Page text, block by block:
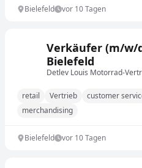
Bielefeld vor 10 Tagen
Verkäufer (m/w/
Bielefeld
Detlev Louis Motorrad-
retail Vertrieb customer
merchandising
Bielefeld vor 10 Tagen